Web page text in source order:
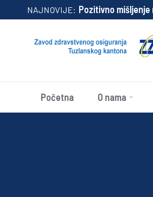
NAJNOVIJE:
Pozitivno mišljenje
Početna O nama